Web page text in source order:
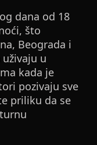
dana od 18
što
Beograda i
u
kada je
pozivaju sve
priliku da se